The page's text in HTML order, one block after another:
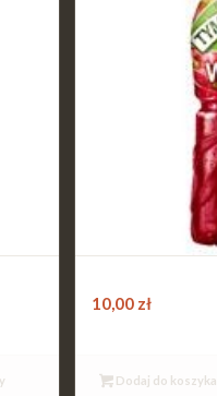
10,00 zł
Dodaj do koszyka